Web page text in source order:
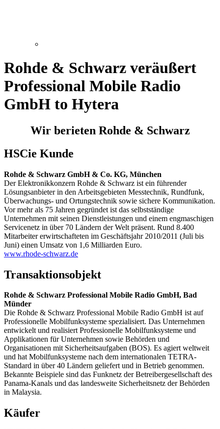
Rohde & Schwarz veräußert
Professional Mobile Radio
GmbH to Hytera
Wir berieten Rohde & Schwarz
HSCie Kunde
Rohde & Schwarz GmbH & Co. KG, München
Der Elektronikkonzern Rohde & Schwarz ist ein führender
Lösungsanbieter in den Arbeitsgebieten Messtechnik, Rundfunk,
Überwachungs- und Ortungstechnik sowie sichere Kommunikation.
Vor mehr als 75 Jahren gegründet ist das selbstständige
Unternehmen mit seinen Dienstleistungen und einem engmaschigen
Servicenetz in über 70 Ländern der Welt präsent. Rund 8.400
Mitarbeiter erwirtschafteten im Geschäftsjahr 2010/2011 (Juli bis
Juni) einen Umsatz von 1,6 Milliarden Euro.
www.rhode-schwarz.de
Transaktionsobjekt
Rohde & Schwarz Professional Mobile Radio GmbH, Bad
Münder
Die Rohde & Schwarz Professional Mobile Radio GmbH ist auf
Professionelle Mobilfunksysteme spezialisiert. Das Unternehmen
entwickelt und realisiert Professionelle Mobilfunksysteme und
Applikationen für Unternehmen sowie Behörden und
Organisationen mit Sicherheitsaufgaben (BOS). Es agiert weltweit
und hat Mobilfunksysteme nach dem internationalen TETRA-
Standard in über 40 Ländern geliefert und in Betrieb genommen.
Bekannte Beispiele sind das Funknetz der Betreibergesellschaft des
Panama-Kanals und das landesweite Sicherheitsnetz der Behörden
in Malaysia.
Käufer